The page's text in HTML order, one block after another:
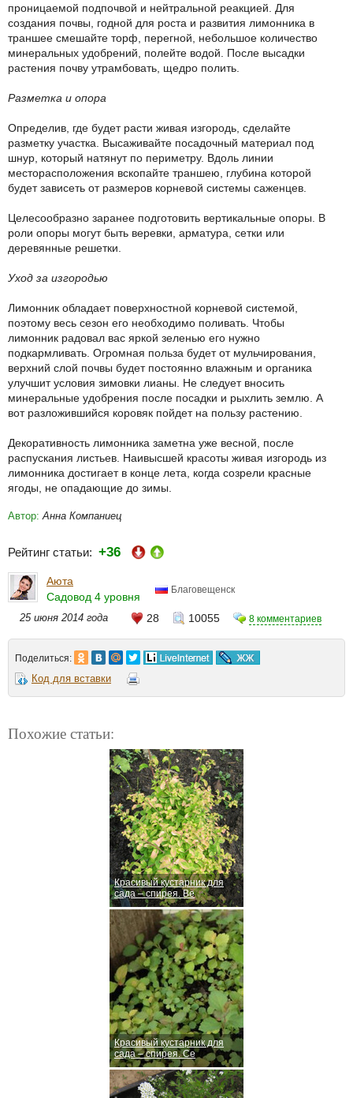
проницаемой подпочвой и нейтральной реакцией. Для
создания почвы, годной для роста и развития лимонника в
траншее смешайте торф, перегной, небольшое количество
минеральных удобрений, полейте водой. После высадки
растения почву утрамбовать, щедро полить.
Разметка и опора
Определив, где будет расти живая изгородь, сделайте
разметку участка. Высаживайте посадочный материал под
шнур, который натянут по периметру. Вдоль линии
месторасположения вскопайте траншею, глубина которой
будет зависеть от размеров корневой системы саженцев.
Целесообразно заранее подготовить вертикальные опоры. В
роли опоры могут быть веревки, арматура, сетки или
деревянные решетки.
Уход за изгородью
Лимонник обладает поверхностной корневой системой,
поэтому весь сезон его необходимо поливать. Чтобы
лимонник радовал вас яркой зеленью его нужно
подкармливать. Огромная польза будет от мульчирования,
верхний слой почвы будет постоянно влажным и органика
улучшит условия зимовки лианы. Не следует вносить
минеральные удобрения после посадки и рыхлить землю. А
вот разложившийся коровяк пойдет на пользу растению.
Декоративность лимонника заметна уже весной, после
распускания листьев. Наивысшей красоты живая изгородь из
лимонника достигает в конце лета, когда созрели красные
ягоды, не опадающие до зимы.
Автор: Анна Компаниец
Рейтинг статьи: +36
Аюта
Садовод 4 уровня
Благовещенск
25 июня 2014 года 28 10055 8 комментариев
Поделиться:
Код для вставки
Похожие статьи:
Красивый кустарник для
сада – спирея. Ве
Красивый кустарник для
сада – спирея. Се